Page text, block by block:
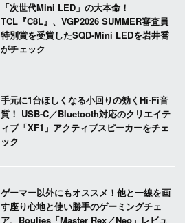
「次世代Mini LED」の大本命！
TCL『C8L』、VGP2026 SUMMER審査員
特別賞を受賞したSQD-Mini LEDを岩井喬
がチェック
手元に1台ほしくなる小回りの効くHi-Fi音
質！ USB-C／Bluetooth対応のクリエイテ
ィブ「XF1」アクティブスピーカーをチェ
ック
ゲーマー以外にもオススメ！他と一線を画
す座り心地と使い勝手のゲーミングチェ
ア、Boulies「Master Rex／Neo」レビュ